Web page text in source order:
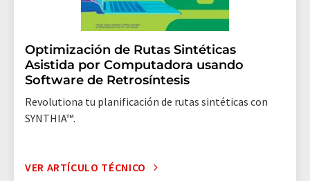
Optimización de Rutas Sintéticas
Asistida por Computadora usando
Software de Retrosíntesis
Revolutiona tu planificación de rutas sintéticas con
SYNTHIA™.
VER ARTÍCULO TÉCNICO